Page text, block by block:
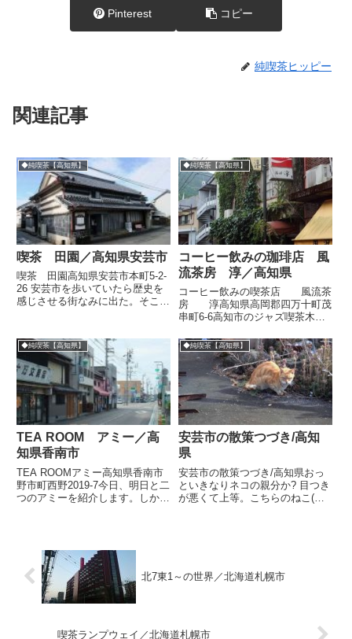
Pinterest コピー
純喫茶ヒッピー
関連記事
◆純喫茶【高知県】
喫茶 田園／高知県安芸市
喫茶 田園高知県安芸市本町5-2-
26 安芸市を歩いていたら歴史を
感じさせる街なみに出た。そこは
繁華街というわけでもなさそう。
個人商店がちょうどいい具合に並
んでいる。その中で、気に...
◆純喫茶【高知県】
コーヒー飲みの珈琲店 風
流茶房 淳／高知県
コーヒー飲みの喫茶店 風流茶
房 淳高知県高岡郡四万十町茂
串町6-6高知市のジャズ喫茶木馬
にあった四国のジャズ喫茶特集本
をめくった。色々なお店が紹介さ
れていたけど、そのとき最も印象
的だった「淳」という店を訪ね...
◆純喫茶【高知県】
TEA ROOM アミー／高
知県香南市
TEA ROOMアミー高知県香南市
野市町西野2019-7今日、明日と二
つのアミーを紹介します。しかも
県の「のいち」という駅からほど
近くで発見した喫茶店...
◆純喫茶【高知県】
安芸市の散策つづき/高知
県
安芸市の散策つづき/高知県おっ
といきなりネコの親分か? 目つき
が悪くて上等。こちらのねこ(絵)
北7東1～の世界／北海道札幌市
喫茶ランプウェイ／北海道札幌市